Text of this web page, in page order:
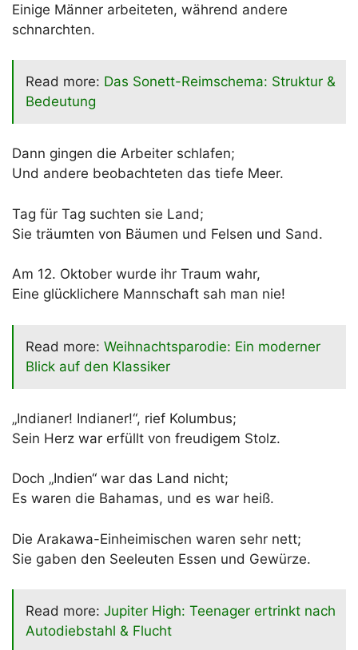
Einige Männer arbeiteten, während andere
schnarchten.
Read more: Das Sonett-Reimschema: Struktur &
Bedeutung
Dann gingen die Arbeiter schlafen;
Und andere beobachteten das tiefe Meer.
Tag für Tag suchten sie Land;
Sie träumten von Bäumen und Felsen und Sand.
Am 12. Oktober wurde ihr Traum wahr,
Eine glücklichere Mannschaft sah man nie!
Read more: Weihnachtsparodie: Ein moderner
Blick auf den Klassiker
„Indianer! Indianer!“, rief Kolumbus;
Sein Herz war erfüllt von freudigem Stolz.
Doch „Indien“ war das Land nicht;
Es waren die Bahamas, und es war heiß.
Die Arakawa-Einheimischen waren sehr nett;
Sie gaben den Seeleuten Essen und Gewürze.
Read more: Jupiter High: Teenager ertrinkt nach
Autodiebstahl & Flucht